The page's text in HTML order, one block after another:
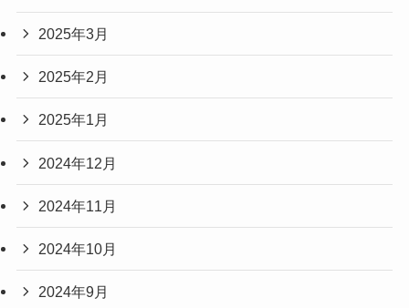
2025年3月
2025年2月
2025年1月
2024年12月
2024年11月
2024年10月
2024年9月